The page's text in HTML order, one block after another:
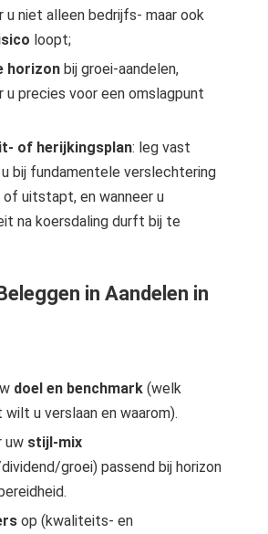
u niet alleen bedrijfs- maar ook
loopt;
horizon bij groei-aandelen,
u precies voor een omslagpunt
of herijkingsplan: leg vast
bij fundamentele verslechtering
uitstapt, en wanneer u
na koersdaling durft bij te
in Aandelen in
doel en benchmark (welk
u verslaan en waarom).
uw stijl-mix
groei) passend bij horizon
op (kwaliteits- en